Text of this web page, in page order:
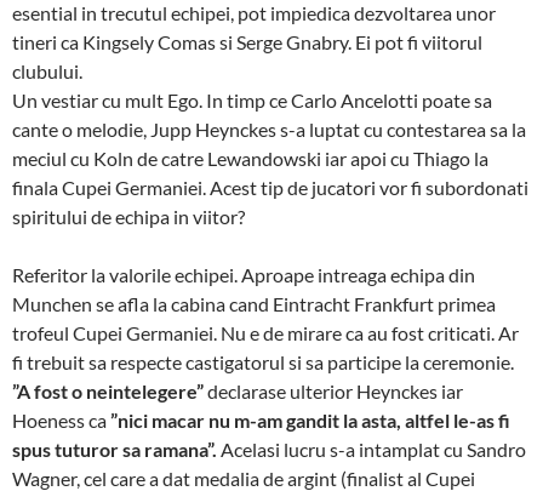
esential in trecutul echipei, pot impiedica dezvoltarea unor
tineri ca Kingsely Comas si Serge Gnabry. Ei pot fi viitorul
clubului.
Un vestiar cu mult Ego. In timp ce Carlo Ancelotti poate sa
cante o melodie, Jupp Heynckes s-a luptat cu contestarea sa la
meciul cu Koln de catre Lewandowski iar apoi cu Thiago la
finala Cupei Germaniei. Acest tip de jucatori vor fi subordonati
spiritului de echipa in viitor?
Referitor la valorile echipei. Aproape intreaga echipa din
Munchen se afla la cabina cand Eintracht Frankfurt primea
trofeul Cupei Germaniei. Nu e de mirare ca au fost criticati. Ar
fi trebuit sa respecte castigatorul si sa participe la ceremonie.
”A fost o neintelegere”declarase ulterior Heynckes iar
Hoeness ca”nici macar nu m-am gandit la asta, altfel le-as fi
spus tuturor sa ramana”. Acelasi lucru s-a intamplat cu Sandro
Wagner, cel care a dat medalia de argint (finalist al Cupei